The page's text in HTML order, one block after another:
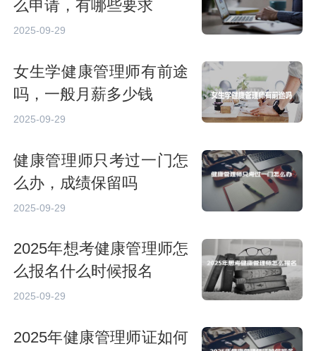
么申请，有哪些要求
2025-09-29
女生学健康管理师有前途
吗，一般月薪多少钱
2025-09-29
健康管理师只考过一门怎
么办，成绩保留吗
2025-09-29
2025年想考健康管理师怎
么报名什么时候报名
2025-09-29
2025年健康管理师证如何